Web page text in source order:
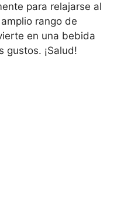
para relajarse al
rango de
en una bebida
gustos. ¡Salud!